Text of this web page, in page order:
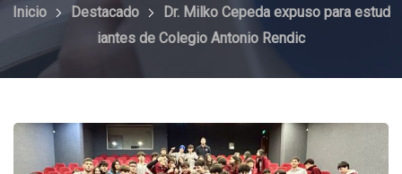
Inicio Destacado
Dr. Milko Cepeda expuso para estud
iantes de Colegio Antonio Rendic